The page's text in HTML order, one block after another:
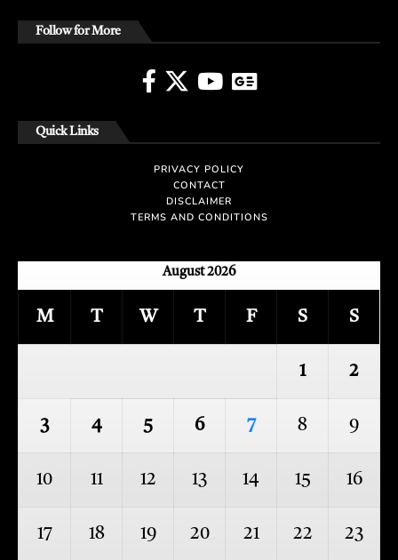
Follow for More
Quick Links
PRIVACY POLICY
CONTACT
DISCLAIMER
TERMS AND CONDITIONS
August 2026
M T W T F S S
1 2
3 4 5 6 7 8 9
10 11 12 13 14 15 16
17 18 19 20 21 22 23